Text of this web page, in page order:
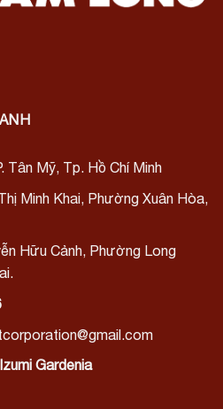
Tân Mỹ, Tp. Hồ Chí Minh
Minh Khai, Phường Xuân Hòa,
Hữu Cảnh, Phường Long
Izumi Gardenia